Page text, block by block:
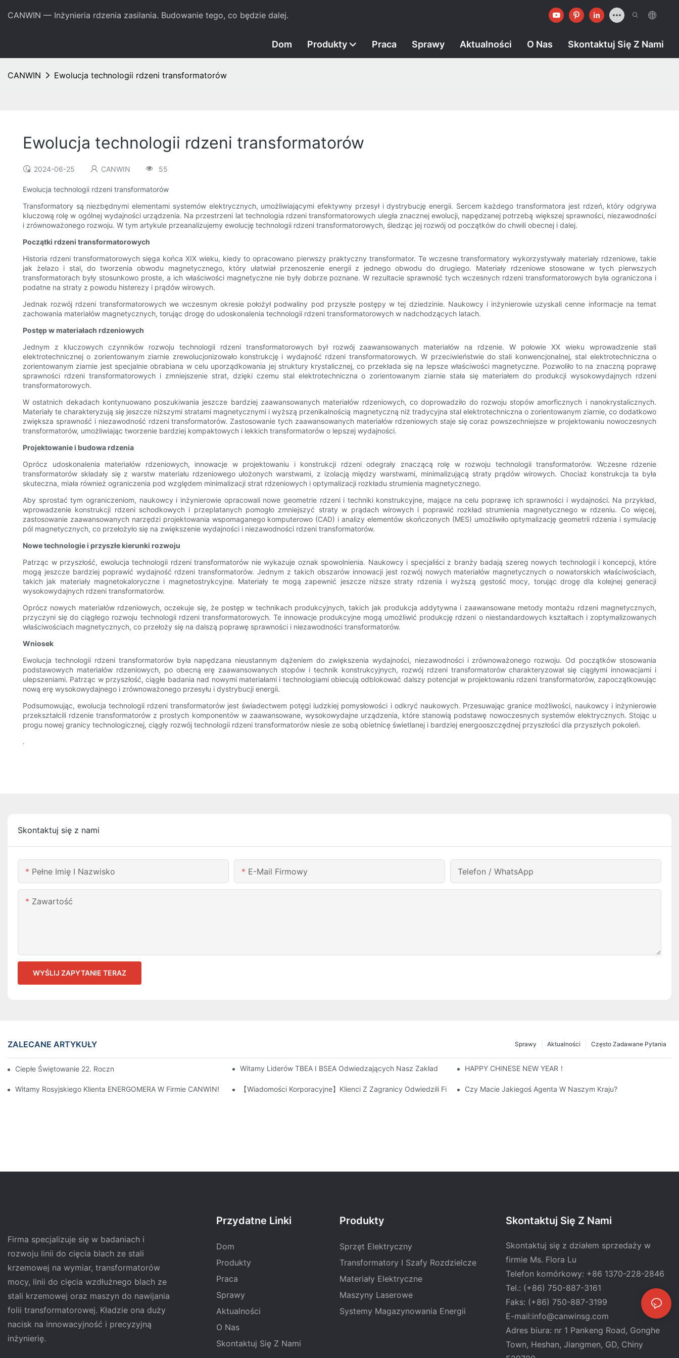
CANWIN — Inżynieria rdzenia zasilania. Budowanie tego, co będzie dalej.
Dom Produkty Praca Sprawy Aktualności O Nas Skontaktuj Się Z Nami
CANWIN Ewolucja technologii rdzeni transformatorów
Ewolucja technologii rdzeni transformatorów
2024-06-25 CANWIN 55
Ewolucja technologii rdzeni transformatorów
Transformatory są niezbędnymi elementami systemów elektrycznych, umożliwiającymi efektywny przesył i dystrybucję energii. Sercem każdego transformatora jest rdzeń, który odgrywa
kluczową rolę w ogólnej wydajności urządzenia. Na przestrzeni lat technologia rdzeni transformatorowych uległa znacznej ewolucji, napędzanej potrzebą większej sprawności, niezawodności
i zrównoważonego rozwoju. W tym artykule przeanalizujemy ewolucję technologii rdzeni transformatorowych, śledząc jej rozwój od początków do chwili obecnej i dalej.
Początki rdzeni transformatorowych
Historia rdzeni transformatorowych sięga końca XIX wieku, kiedy to opracowano pierwszy praktyczny transformator. Te wczesne transformatory wykorzystywały materiały rdzeniowe, takie
jak żelazo i stal, do tworzenia obwodu magnetycznego, który ułatwiał przenoszenie energii z jednego obwodu do drugiego. Materiały rdzeniowe stosowane w tych pierwszych
transformatorach były stosunkowo proste, a ich właściwości magnetyczne nie były dobrze poznane. W rezultacie sprawność tych wczesnych rdzeni transformatorowych była ograniczona i
podatne na straty z powodu histerezy i prądów wirowych.
Jednak rozwój rdzeni transformatorowych we wczesnym okresie położył podwaliny pod przyszłe postępy w tej dziedzinie. Naukowcy i inżynierowie uzyskali cenne informacje na temat
zachowania materiałów magnetycznych, torując drogę do udoskonalenia technologii rdzeni transformatorowych w nadchodzących latach.
Postęp w materiałach rdzeniowych
Jednym z kluczowych czynników rozwoju technologii rdzeni transformatorowych był rozwój zaawansowanych materiałów na rdzenie. W połowie XX wieku wprowadzenie stali
elektrotechnicznej o zorientowanym ziarnie zrewolucjonizowało konstrukcję i wydajność rdzeni transformatorowych. W przeciwieństwie do stali konwencjonalnej, stal elektrotechniczna o
zorientowanym ziarnie jest specjalnie obrabiana w celu uporządkowania jej struktury krystalicznej, co przekłada się na lepsze właściwości magnetyczne. Pozwoliło to na znaczną poprawę
sprawności rdzeni transformatorowych i zmniejszenie strat, dzięki czemu stal elektrotechniczna o zorientowanym ziarnie stała się materiałem do produkcji wysokowydajnych rdzeni
transformatorowych.
W ostatnich dekadach kontynuowano poszukiwania jeszcze bardziej zaawansowanych materiałów rdzeniowych, co doprowadziło do rozwoju stopów amorficznych i nanokrystalicznych.
Materiały te charakteryzują się jeszcze niższymi stratami magnetycznymi i wyższą przenikalnością magnetyczną niż tradycyjna stal elektrotechniczna o zorientowanym ziarnie, co dodatkowo
zwiększa sprawność i niezawodność rdzeni transformatorów. Zastosowanie tych zaawansowanych materiałów rdzeniowych staje się coraz powszechniejsze w projektowaniu nowoczesnych
transformatorów, umożliwiając tworzenie bardziej kompaktowych i lekkich transformatorów o lepszej wydajności.
Projektowanie i budowa rdzenia
Oprócz udoskonalenia materiałów rdzeniowych, innowacje w projektowaniu i konstrukcji rdzeni odegrały znaczącą rolę w rozwoju technologii transformatorów. Wczesne rdzenie
transformatorów składały się z warstw materiału rdzeniowego ułożonych warstwami, z izolacją między warstwami, minimalizującą straty prądów wirowych. Chociaż konstrukcja ta była
skuteczna, miała również ograniczenia pod względem minimalizacji strat rdzeniowych i optymalizacji rozkładu strumienia magnetycznego.
Aby sprostać tym ograniczeniom, naukowcy i inżynierowie opracowali nowe geometrie rdzeni i techniki konstrukcyjne, mające na celu poprawę ich sprawności i wydajności. Na przykład,
wprowadzenie konstrukcji rdzeni schodkowych i przeplatanych pomogło zmniejszyć straty w prądach wirowych i poprawić rozkład strumienia magnetycznego w rdzeniu. Co więcej,
zastosowanie zaawansowanych narzędzi projektowania wspomaganego komputerowo (CAD) i analizy elementów skończonych (MES) umożliwiło optymalizację geometrii rdzenia i symulację
pól magnetycznych, co przełożyło się na zwiększenie wydajności i niezawodności rdzeni transformatorów.
Nowe technologie i przyszłe kierunki rozwoju
Patrząc w przyszłość, ewolucja technologii rdzeni transformatorów nie wykazuje oznak spowolnienia. Naukowcy i specjaliści z branży badają szereg nowych technologii i koncepcji, które
mogą jeszcze bardziej poprawić wydajność rdzeni transformatorów. Jednym z takich obszarów innowacji jest rozwój nowych materiałów magnetycznych o nowatorskich właściwościach,
takich jak materiały magnetokaloryczne i magnetostrykcyjne. Materiały te mogą zapewnić jeszcze niższe straty rdzenia i wyższą gęstość mocy, torując drogę dla kolejnej generacji
wysokowydajnych rdzeni transformatorów.
Oprócz nowych materiałów rdzeniowych, oczekuje się, że postęp w technikach produkcyjnych, takich jak produkcja addytywna i zaawansowane metody montażu rdzeni magnetycznych,
przyczyni się do ciągłego rozwoju technologii rdzeni transformatorowych. Te innowacje produkcyjne mogą umożliwić produkcję rdzeni o niestandardowych kształtach i zoptymalizowanych
właściwościach magnetycznych, co przełoży się na dalszą poprawę sprawności i niezawodności transformatorów.
Wniosek
Ewolucja technologii rdzeni transformatorów była napędzana nieustannym dążeniem do zwiększenia wydajności, niezawodności i zrównoważonego rozwoju. Od początków stosowania
podstawowych materiałów rdzeniowych, po obecną erę zaawansowanych stopów i technik konstrukcyjnych, rozwój rdzeni transformatorów charakteryzował się ciągłymi innowacjami i
ulepszeniami. Patrząc w przyszłość, ciągłe badania nad nowymi materiałami i technologiami obiecują odblokować dalszy potencjał w projektowaniu rdzeni transformatorów, zapoczątkowując
nową erę wysokowydajnego i zrównoważonego przesyłu i dystrybucji energii.
Podsumowując, ewolucja technologii rdzeni transformatorów jest świadectwem potęgi ludzkiej pomysłowości i odkryć naukowych. Przesuwając granice możliwości, naukowcy i inżynierowie
przekształcili rdzenie transformatorów z prostych komponentów w zaawansowane, wysokowydajne urządzenia, które stanowią podstawę nowoczesnych systemów elektrycznych. Stojąc u
progu nowej granicy technologicznej, ciągły rozwój technologii rdzeni transformatorów niesie ze sobą obietnicę świetlanej i bardziej energooszczędnej przyszłości dla przyszłych pokoleń.
.
Skontaktuj się z nami
Pełne Imię I Nazwisko E-Mail Firmowy Telefon / WhatsApp
Zawartość
WYŚLIJ ZAPYTANIE TERAZ
ZALECANE ARTYKUŁY Często Zadawane Pytania
Aktualności
Sprawy
Ciepłe Świętowanie 22. Rocznicy Powstania CANWIN! Witamy Liderów TBEA I BSEA Odwiedzających Nasz Zakład HAPPY CHINESE NEW YEAR！
Witamy Rosyjskiego Klienta ENERGOMERA W Firmie CANWIN! 【Wiadomości Korporacyjne】Klienci Z Zagranicy Odwiedzili Firmę CANWIN I Chwalili Centrum Obróbcze Rdzeni Transformatorów.
Czy Macie Jakiegoś Agenta W Naszym Kraju?
Firma specjalizuje się w badaniach i
rozwoju linii do cięcia blach ze stali
krzemowej na wymiar, transformatorów
mocy, linii do cięcia wzdłużnego blach ze
stali krzemowej oraz maszyn do nawijania
folii transformatorowej. Kładzie ona duży
nacisk na innowacyjność i precyzyjną
inżynierię.
Przydatne Linki
Dom
Produkty
Praca
Sprawy
Aktualności
O Nas
Skontaktuj Się Z Nami
Produkty
Sprzęt Elektryczny
Transformatory I Szafy Rozdzielcze
Materiały Elektryczne
Maszyny Laserowe
Systemy Magazynowania Energii
Skontaktuj Się Z Nami
Skontaktuj się z działem sprzedaży w
firmie Ms. Flora Lu
Telefon komórkowy: +86 1370-228-2846
Tel.: (+86) 750-887-3161
Faks: (+86) 750-887-3199
E-mail:info@canwinsg.com
Adres biura: nr 1 Pankeng Road, Gonghe
Town, Heshan, Jiangmen, GD, Chiny